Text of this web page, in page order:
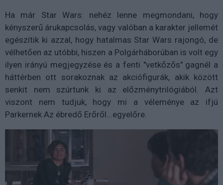
Ha már Star Wars: nehéz lenne megmondani, hogy
kényszerű árukapcsolás, vagy valóban a karakter jellemét
egészítik ki azzal, hogy hatalmas Star Wars rajongó, de
vélhetően az utóbbi, hiszen a Polgárháborúban is volt egy
ilyen irányú megjegyzése és a fenti "vetkőzős" gagnél a
háttérben ott sorakoznak az akciófigurák, akik között
senkit nem szúrtunk ki az előzménytrilógiából. Azt
viszont nem tudjuk, hogy mi a véleménye az ifjú
Parkernek Az ébredő Erőről...egyelőre.